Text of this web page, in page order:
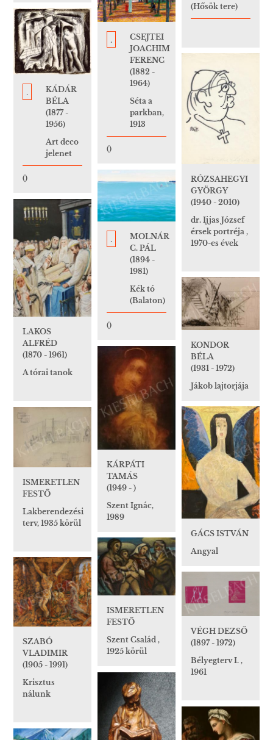
(Hősök tere)
.
CSEJTEI
JOACHIM
FERENC
(1882 -
1964)
Séta a
parkban,
1913
()
.
KÁDÁR
BÉLA
(1877 -
1956)
Art deco
jelenet
()
RÓZSAHEGYI
GYÖRGY
(1940 - 2010)
dr. Ijjas József
érsek portréja ,
1970-es évek
.
MOLNÁR
C. PÁL
(1894 -
1981)
Kék tó
(Balaton)
()
LAKOS
ALFRÉD
(1870 - 1961)
A tórai tanok
KONDOR
BÉLA
(1931 - 1972)
Jákob lajtorjája
KÁRPÁTI
TAMÁS
(1949 - )
Szent Ignác,
1989
GÁCS ISTVÁN
Angyal
ISMERETLEN
FESTŐ
Lakberendezési
terv, 1935 körül
ISMERETLEN
FESTŐ
Szent Család ,
1925 körül
SZABÓ
VLADIMIR
(1905 - 1991)
Krisztus
nálunk
VÉGH DEZSŐ
(1897 - 1972)
Bélyegterv I. ,
1961